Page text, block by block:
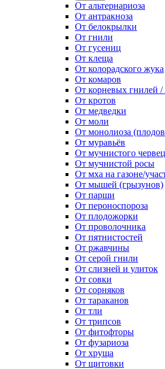
От альтернариоза
От антракноза
От белокрылки
От гнили
От гусениц
От клеща
От колорадского жука
От комаров
От корневых гнилей
От кротов
От медведки
От моли
От монолиоза
От муравьёв
От мучнистого
От мучнистой росы
От мха на газоне/
От мышей (грызунов)
От парши
От пероноспороза
От плодожорки
От проволочника
От пятнистостей
От ржавчины
От серой гнили
От слизней и улиток
От совки
От сорняков
От тараканов
От тли
От трипсов
От фитофторы
От фузариоза
От хруща
От щитовки